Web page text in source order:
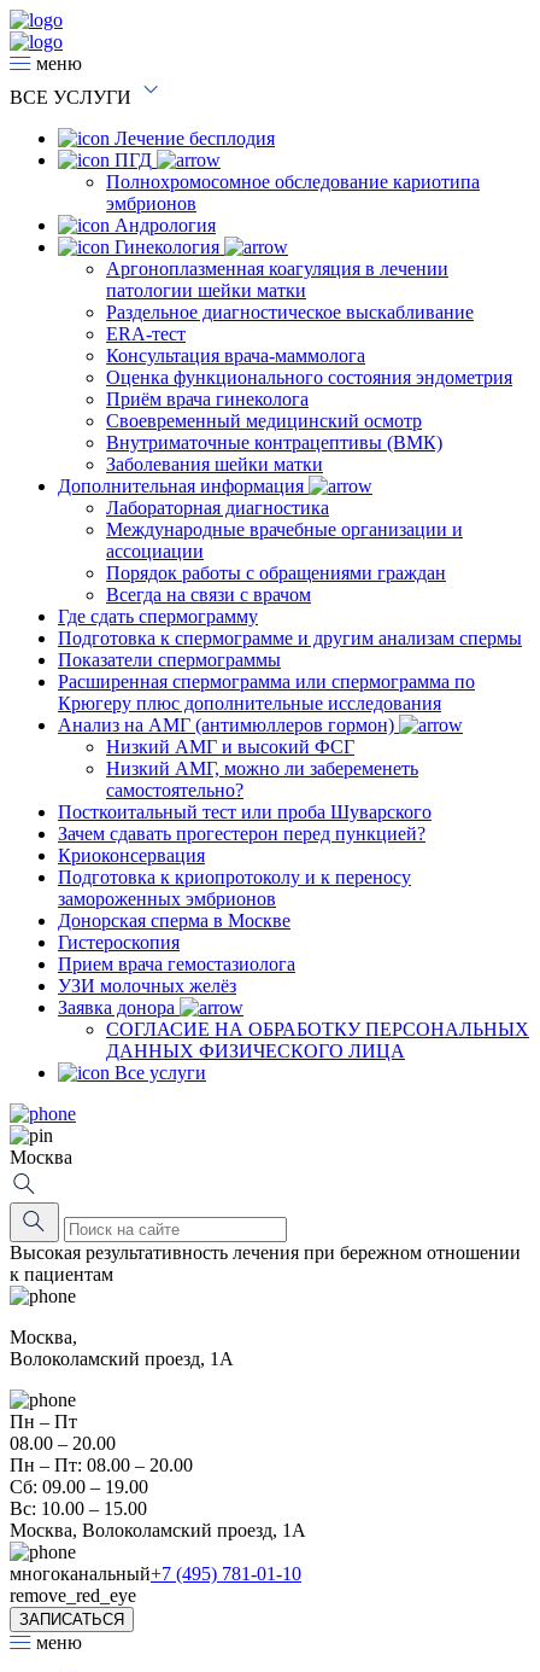
меню
ВСЕ УСЛУГИ
Лечение бесплодия
ПГД
Полнохромосомное обследование кариотипа
эмбрионов
Андрология
Гинекология
Аргоноплазменная коагуляция в лечении
патологии шейки матки
Раздельное диагностическое выскабливание
ERA-тест
Консультация врача-маммолога
Оценка функционального состояния эндометрия
Приём врача гинеколога
Своевременный медицинский осмотр
Внутриматочные контрацептивы (ВМК)
Заболевания шейки матки
Дополнительная информация
Лабораторная диагностика
Международные врачебные организации и
ассоциации
Порядок работы с обращениями граждан
Всегда на связи с врачом
Где сдать спермограмму
Подготовка к спермограмме и другим анализам спермы
Показатели спермограммы
Расширенная спермограмма или спермограмма по
Крюгеру плюс дополнительные исследования
Анализ на АМГ (антимюллеров гормон)
Низкий АМГ и высокий ФСГ
Низкий АМГ, можно ли забеременеть
самостоятельно?
Посткоитальный тест или проба Шуварского
Зачем сдавать прогестерон перед пункцией?
Криоконсервация
Подготовка к криопротоколу и к переносу
замороженных эмбрионов
Донорская сперма в Москве
Гистероскопия
Прием врача гемостазиолога
УЗИ молочных желёз
Заявка донора
СОГЛАСИЕ НА ОБРАБОТКУ ПЕРСОНАЛЬНЫХ
ДАННЫХ ФИЗИЧЕСКОГО ЛИЦА
Все услуги
Москва
Высокая результативность лечения при бережном отношении
к пациентам
Москва,
Волоколамский проезд, 1А
Пн – Пт
08.00 – 20.00
Пн – Пт: 08.00 – 20.00
Сб: 09.00 – 19.00
Вс: 10.00 – 15.00
Москва, Волоколамский проезд, 1А
многоканальный+7 (495) 781-01-10
remove_red_eye
ЗАПИСАТЬСЯ
меню